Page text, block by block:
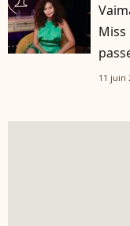
Miss
11 juin